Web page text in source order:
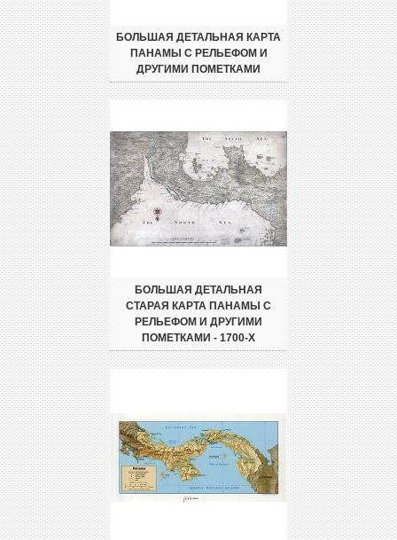
БОЛЬШАЯ ДЕТАЛЬНАЯ КАРТА
ПАНАМЫ С РЕЛЬЕФОМ И
ДРУГИМИ ПОМЕТКАМИ
БОЛЬШАЯ ДЕТАЛЬНАЯ
СТАРАЯ КАРТА ПАНАМЫ С
РЕЛЬЕФОМ И ДРУГИМИ
ПОМЕТКАМИ - 1700-Х